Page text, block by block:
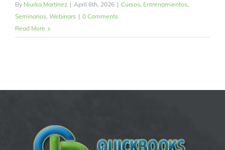
By Niurka Martinez | April 6th, 2026 | Cursos, Entrenamientos,
Seminarios, Webinars | 0 Comments
Read More